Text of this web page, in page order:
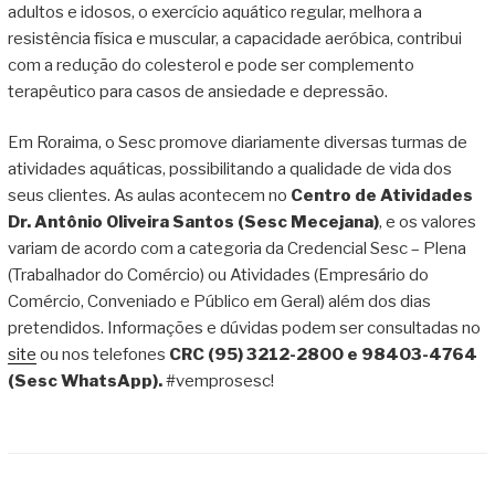
adultos e idosos, o exercício aquático regular, melhora a
resistência física e muscular, a capacidade aeróbica, contribui
com a redução do colesterol e pode ser complemento
terapêutico para casos de ansiedade e depressão.
Em Roraima, o Sesc promove diariamente diversas turmas de
atividades aquáticas, possibilitando a qualidade de vida dos
seus clientes. As aulas acontecem no Centro de Atividades
Dr. Antônio Oliveira Santos (Sesc Mecejana), e os valores
variam de acordo com a categoria da Credencial Sesc – Plena
(Trabalhador do Comércio) ou Atividades (Empresário do
Comércio, Conveniado e Público em Geral) além dos dias
pretendidos. Informações e dúvidas podem ser consultadas no
site ou nos telefones CRC (95) 3212-2800 e 98403-4764
(Sesc WhatsApp).#vemprosesc!